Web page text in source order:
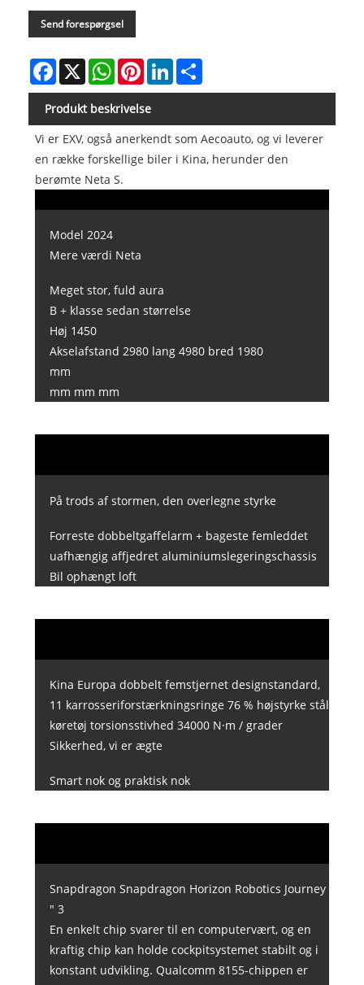
Send forespørgsel
Facebook
X WhatsAppPinterestLinkedIn
Produkt beskrivelse
Vi er EXV, også anerkendt som Aecoauto, og vi leverer
en række forskellige biler i Kina, herunder den
berømte Neta S.
Model 2024
Mere værdi Neta
Meget stor, fuld aura
B + klasse sedan størrelse
Høj 1450
Akselafstand 2980 lang 4980 bred 1980
mm
mm mm mm
På trods af stormen, den overlegne styrke
Forreste dobbeltgaffelarm + bageste femleddet
uafhængig affjedret aluminiumslegeringschassis
Bil ophængt loft
Kina Europa dobbelt femstjernet designstandard,
11 karrosseriforstærkningsringe 76 % højstyrke stål
køretøj torsionsstivhed 34000 N·m / grader
Sikkerhed, vi er ægte
Smart nok og praktisk nok
Snapdragon Snapdragon Horizon Robotics Journey
" 3
En enkelt chip svarer til en computervært, og en
kraftig chip kan holde cockpitsystemet stabilt og i
konstant udvikling. Qualcomm 8155-chippen er